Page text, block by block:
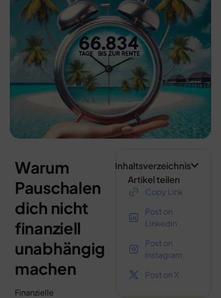
Warum
Pauschalen
dich nicht
finanziell
unabhängig
machen
Finanzielle
Inhaltsverzeichnis
Artikel teilen
Copy Link
Post on
Linkedin
Post on
Instagram
Post on X